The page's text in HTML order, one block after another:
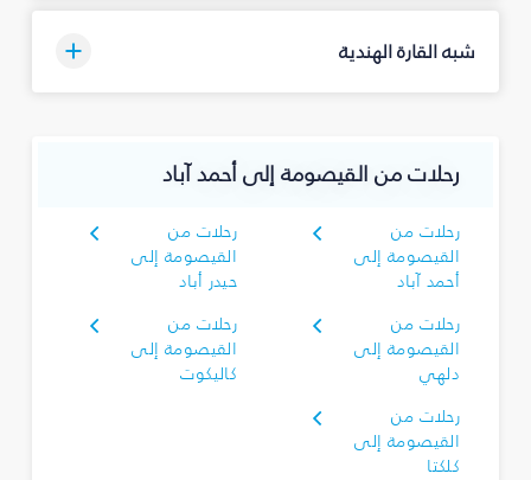
شبه القارة الهندية
رحلات من القيصومة إلى أحمد آباد
رحلات من
القيصومة إلى
أحمد آباد
رحلات من
القيصومة إلى
حيدر أباد
رحلات من
القيصومة إلى
دلهي
رحلات من
القيصومة إلى
كاليكوت
رحلات من
القيصومة إلى
كلكتا